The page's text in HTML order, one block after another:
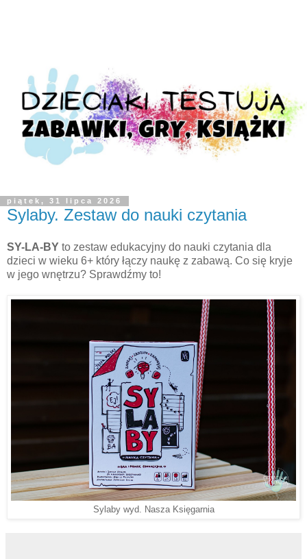
piątek, 31 lipca 2026
Sylaby. Zestaw do nauki czytania
SY-LA-BY to zestaw edukacyjny do nauki czytania dla
dzieci w wieku 6+ który łączy naukę z zabawą. Co się kryje
w jego wnętrzu? Sprawdźmy to!
Sylaby wyd. Nasza Księgarnia